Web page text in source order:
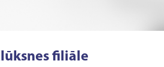
filiāle